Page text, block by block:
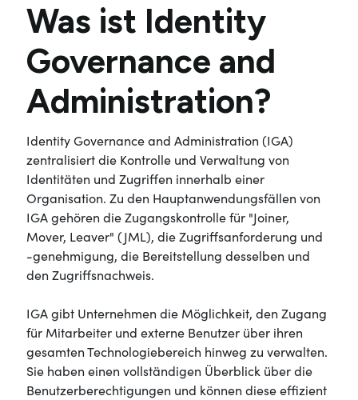
Was ist Identity
Governance and
Administration?
Identity Governance and Administration (IGA)
zentralisiert die Kontrolle und Verwaltung von
Identitäten und Zugriffen innerhalb einer
Organisation. Zu den Hauptanwendungsfällen von
IGA gehören die Zugangskontrolle für "Joiner,
Mover, Leaver" (JML), die Zugriffsanforderung und
-genehmigung, die Bereitstellung desselben und
den Zugriffsnachweis.
IGA gibt Unternehmen die Möglichkeit, den Zugang
für Mitarbeiter und externe Benutzer über ihren
gesamten Technologiebereich hinweg zu verwalten.
Sie haben einen vollständigen Überblick über die
Benutzerberechtigungen und können diese effizient